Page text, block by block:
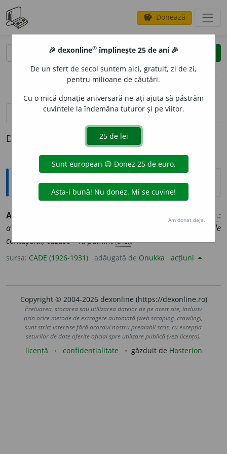
savings Donează
clear
opțiuni
definiții (1)
Definiția cu ID-ul 1331953:
Explicative DEX
ALIV expr.:
a cădea, a veni, a da ~, împiedicat cu picioarele în mînecile
contășului, căzuse ~ la pămînt(CRG.).
sursa: CADE (1926-1931) adăugată de Onukka acțiuni
Copyright © 2004-2026 dexonline (https://dexonline.ro)
Preluarea, stocarea sau utilizarea datelor de pe acest site, inclusiv
prin orice metode de extragere automată (web scraping, crawling),
sunt strict interzise fără acordul nostru prealabil scris, cu excepția
seturilor de date oferite oficial spre utilizare publică (vezi licența).
licență confidențialitate găzduit de Hosterion
🎉 dexonline® împlinește 25 de ani 🎉
De un sfert de secol suntem aici, gratuit, zi de zi,
pentru milioane de căutări.
Cu o mică donație aniversară ne-ați ajuta să păstrăm
cuvintele la îndemâna tuturor și pe viitor.
Am donat deja.